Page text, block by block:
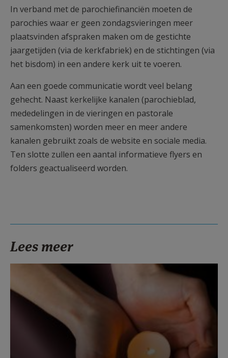
In verband met de parochiefinanciën moeten de
parochies waar er geen zondagsvieringen meer
plaatsvinden afspraken maken om de gestichte
jaargetijden (via de kerkfabriek) en de stichtingen (via
het bisdom) in een andere kerk uit te voeren.
Aan een goede communicatie wordt veel belang
gehecht. Naast kerkelijke kanalen (parochieblad,
mededelingen in de vieringen en pastorale
samenkomsten) worden meer en meer andere
kanalen gebruikt zoals de website en sociale media.
Ten slotte zullen een aantal informatieve flyers en
folders geactualiseerd worden.
Lees meer